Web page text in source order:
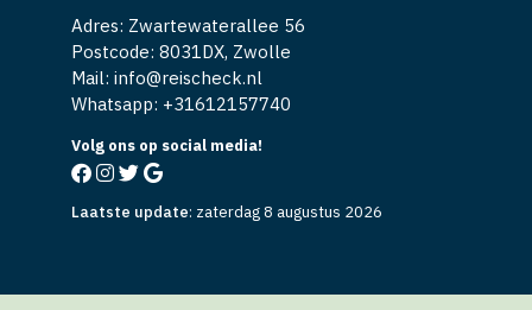
Adres: Zwartewaterallee 56
Postcode: 8031DX, Zwolle
Mail: info@reischeck.nl
Whatsapp: +31612157740
Volg ons op social media!
Laatste update: zaterdag 8 augustus 2026